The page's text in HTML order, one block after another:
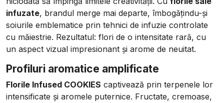
infuzate, brandul merge mai departe, îmbogățindu-și
soiurile emblematice prin tehnici de infuzie controlate
cu măiestrie. Rezultatul: flori de o intensitate rară, cu
un aspect vizual impresionant și arome de neuitat.
Profiluri aromatice amplificate
Florile Infused COOKIES captivează prin terpenele lor
intensificate și aromele puternice. Fructate, cremoase,